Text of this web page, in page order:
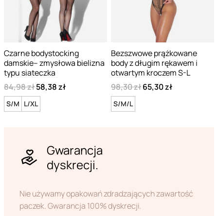
Czarne bodystocking
damskie– zmysłowa bielizna
typu siateczka
84,98 zł58,38 zł
S/M L/XL
Bezszwowe prążkowane
body z długim rękawem i
otwartym kroczem S-L
98,30 zł65,30 zł
S/M/L
Gwarancja
dyskrecji.
Nie używamy opakowań zdradzających zawartość
paczek. Gwarancja 100% dyskrecji.